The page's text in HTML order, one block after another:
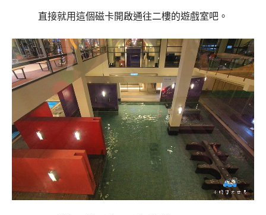
直接就用這個磁卡開啟通往二樓的遊戲室吧。